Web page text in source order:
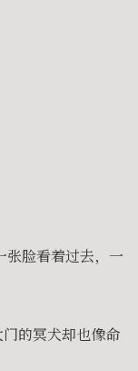
张脸看着过去，一
的冥犬却也像命